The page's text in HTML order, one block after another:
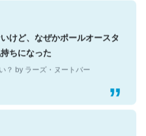
けど、なぜかポールオースタ
ちになった
？ by ラーズ・ヌートバー